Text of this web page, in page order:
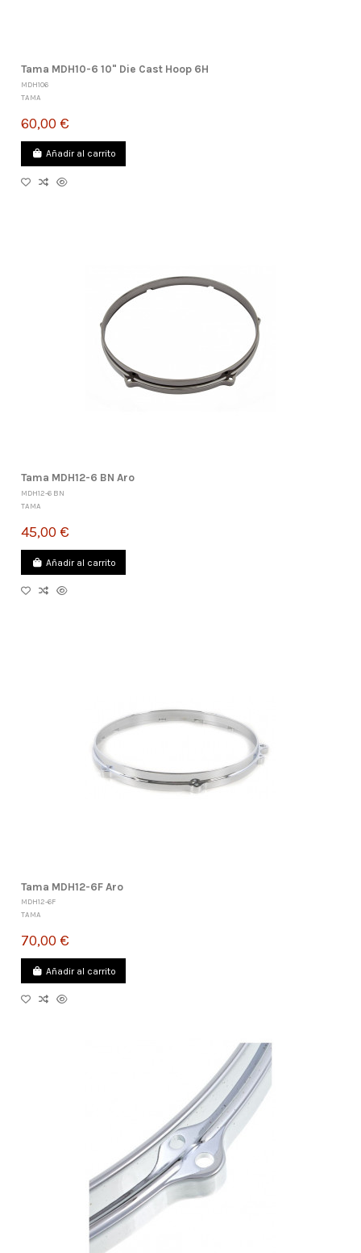
Tama MDH10-6 10" Die Cast Hoop 6H
MDH106
TAMA
60,00 €
Añadir al carrito
Tama MDH12-6 BN Aro
MDH12-6 BN
TAMA
45,00 €
Añadir al carrito
Tama MDH12-6F Aro
MDH12-6F
TAMA
70,00 €
Añadir al carrito